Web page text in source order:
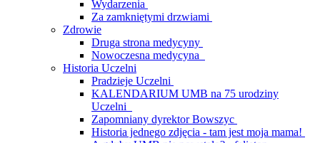
Wydarzenia
Za zamkniętymi drzwiami
Zdrowie
Druga strona medycyny
Nowoczesna medycyna
Historia Uczelni
Pradzieje Uczelni
KALENDARIUM UMB na 75 urodziny
Uczelni
Zapomniany dyrektor Bowszyc
Historia jednego zdjęcia - tam jest moja mama!